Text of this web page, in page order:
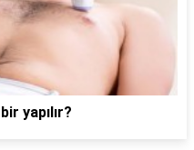
yapılır?